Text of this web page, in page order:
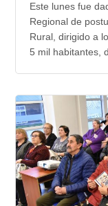
Este lunes fue
Regional de
Rural, dirigido a
5 mil habitantes,